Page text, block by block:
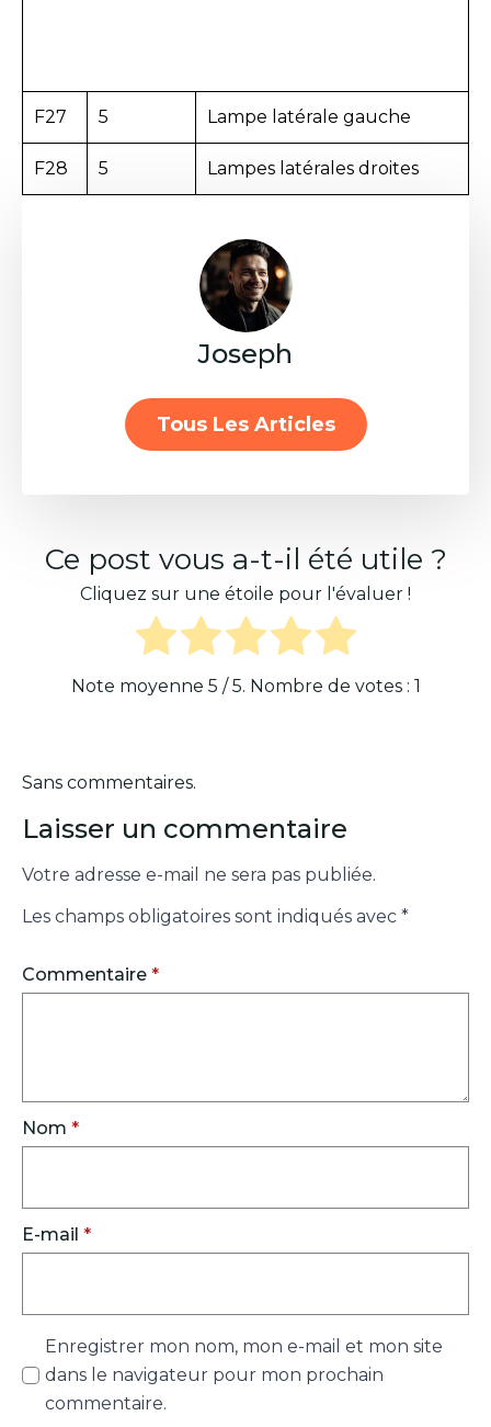
F27 5 Lampe latérale gauche
F28 5 Lampes latérales droites
Joseph
Tous Les Articles
Ce post vous a-t-il été utile ?
Cliquez sur une étoile pour l'évaluer !
Note moyenne 5 / 5. Nombre de votes : 1
Sans commentaires.
Laisser un commentaire
Votre adresse e-mail ne sera pas publiée.
Les champs obligatoires sont indiqués avec *
Commentaire *
Nom *
E-mail *
Enregistrer mon nom, mon e-mail et mon site
dans le navigateur pour mon prochain
commentaire.